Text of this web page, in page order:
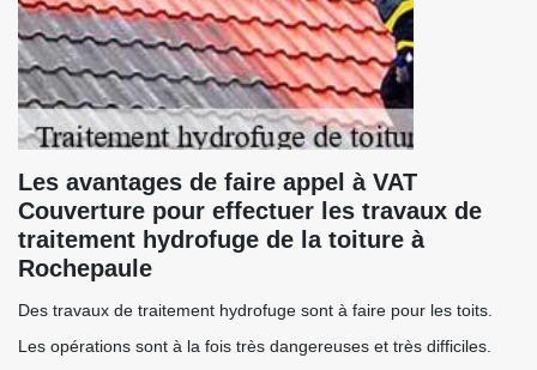
Les avantages de faire appel à VAT
Couverture pour effectuer les travaux de
traitement hydrofuge de la toiture à
Rochepaule
Des travaux de traitement hydrofuge sont à faire pour les toits.
Les opérations sont à la fois très dangereuses et très difficiles.